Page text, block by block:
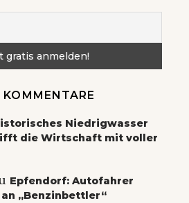
Niedrigwasser
die Wirtschaft mit voller
Epfendorf: Autofahrer
„Benzinbettler“